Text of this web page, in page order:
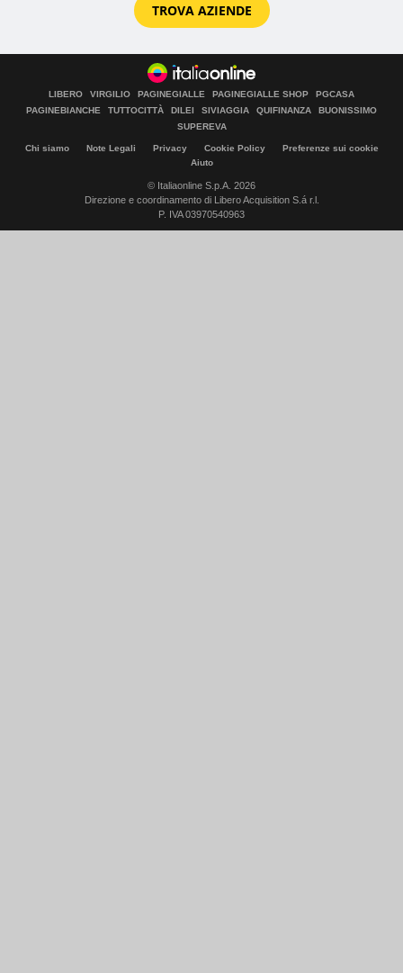
TROVA AZIENDE
LIBERO VIRGILIO PAGINEGIALLE PAGINEGIALLE SHOP
PGCASA
PAGINEBIANCHE
TUTTOCITTÀ DILEI SIVIAGGIA QUIFINANZA
BUONISSIMO
SUPEREVA
Chi siamo Note Legali Privacy Cookie Policy
Preferenze sui cookie
Aiuto
© Italiaonline S.p.A. 2026
Direzione e coordinamento di Libero Acquisition S.á r.l.
P. IVA 03970540963